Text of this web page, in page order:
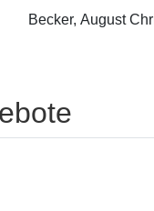
Becker, August